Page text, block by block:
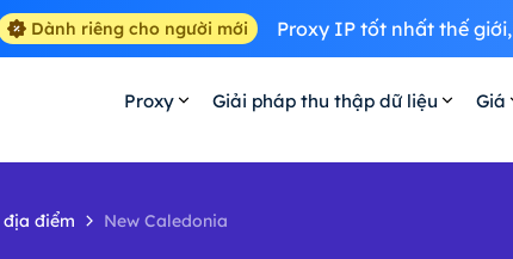
Dành riêng cho người mới Proxy IP tốt nhất thế giới,
Proxy Giải pháp thu thập dữ liệu Giá
địa điểm New Caledonia